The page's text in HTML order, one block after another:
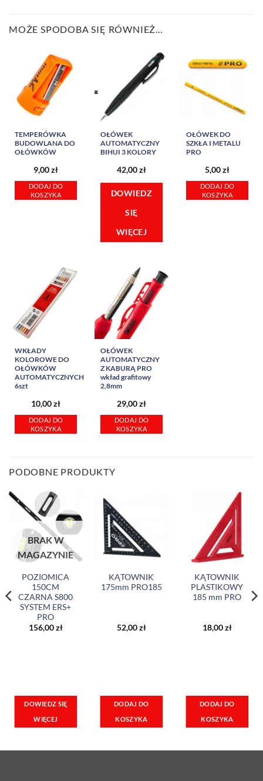
MOŻE SPODOBA SIĘ RÓWNIEŻ…
TEMPERÓWKA
BUDOWLANA DO
OŁÓWKÓW
9,00zł
DODAJ DO
KOSZYKA
OŁÓWEK
AUTOMATYCZNY
BIHUI 3 KOLORY
42,00zł
DOWIEDZ
SIĘ
WIĘCEJ
OŁÓWEK DO
SZKŁA I METALU
PRO
5,00zł
DODAJ DO
KOSZYKA
WKŁADY
KOLOROWE DO
OŁÓWKÓW
AUTOMATYCZNYCH
6szt
10,00zł
DODAJ DO
KOSZYKA
OŁÓWEK
AUTOMATYCZNY
Z KABURĄ PRO
wkład grafitowy
2,8mm
29,00zł
DODAJ DO
KOSZYKA
PODOBNE PRODUKTY
BRAK W
MAGAZYNIE
POZIOMICA
150CM
CZARNA S800
SYSTEM ERS+
PRO
156,00zł
DOWIEDZ SIĘ
WIĘCEJ
KĄTOWNIK
175mm PRO185
52,00zł
DODAJ DO
KOSZYKA
KĄTOWNIK
PLASTIKOWY
185 mm PRO
18,00zł
DODAJ DO
KOSZYKA